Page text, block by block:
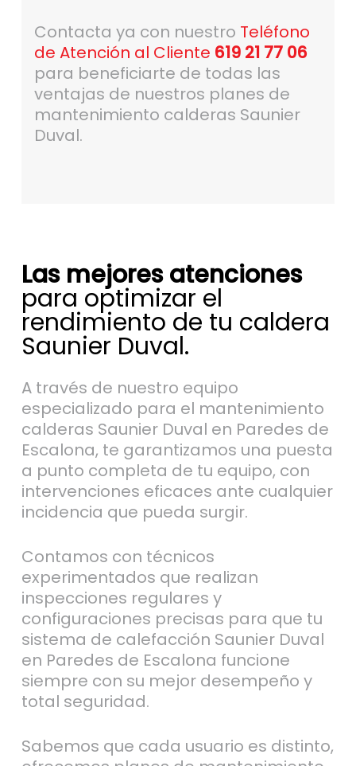
Contacta ya con nuestro Teléfono
de Atención al Cliente 619 21 77 06
para beneficiarte de todas las
ventajas de nuestros planes de
mantenimiento calderas Saunier
Duval.
Las mejores atenciones
para optimizar el
rendimiento de tu caldera
Saunier Duval.
A través de nuestro equipo
especializado para el mantenimiento
calderas Saunier Duval en Paredes de
Escalona, te garantizamos una puesta
a punto completa de tu equipo, con
intervenciones eficaces ante cualquier
incidencia que pueda surgir.
Contamos con técnicos
experimentados que realizan
inspecciones regulares y
configuraciones precisas para que tu
sistema de calefacción Saunier Duval
en Paredes de Escalona funcione
siempre con su mejor desempeño y
total seguridad.
Sabemos que cada usuario es distinto,